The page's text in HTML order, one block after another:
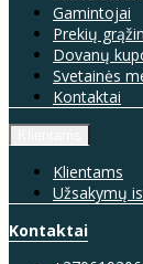
Gamintojai
Prekių
Dovanų
Svetainės
Kontaktai
Klientams
Užsakymų
Kontaktai